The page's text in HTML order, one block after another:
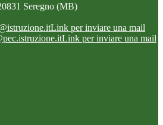
Seregno (MB)
Link per inviare una mail
Link per inviare una mail